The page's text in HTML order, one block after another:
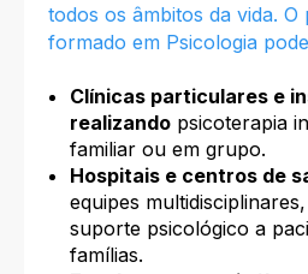
todos os âmbitos da vida. O
formado em Psicologia
Clínicas particulares e
realizandopsicoterapia
familiar ou em grupo.
Hospitais e centros de
equipes
suporte psicológico a
famílias.